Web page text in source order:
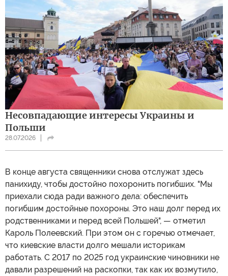
Несовпадающие интересы Украины и
Польши
28.07.2026
В конце августа священники снова отслужат здесь
панихиду, чтобы достойно похоронить погибших. "Мы
приехали сюда ради важного дела: обеспечить
погибшим достойные похороны. Это наш долг перед их
родственниками и перед всей Польшей", — отметил
Кароль Полеевский. При этом он с горечью отмечает,
что киевские власти долго мешали историкам
работать. С 2017 по 2025 год украинские чиновники не
давали разрешений на раскопки, так как их возмутило,